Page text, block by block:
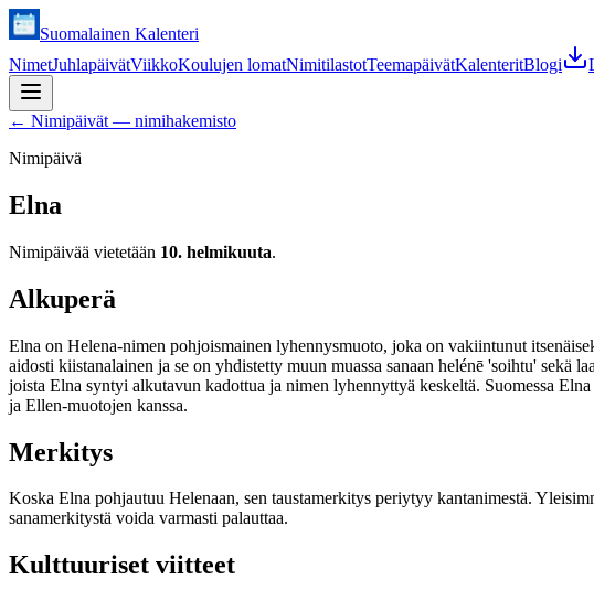
Suomalainen Kalenteri
NimetJuhlapäivätViikkoKoulujen lomatNimitilastotTeemapäivätKalenteritBlogi
← Nimipäivät — nimihakemisto
Nimipäivä
Elna
Nimipäivää vietetään 10. helmikuuta.
Alkuperä
Elna on Helena-nimen pohjoismainen lyhennysmuoto, joka on vakiintunut
aidosti kiistanalainen ja se on yhdistetty muun muassa sanaan helénē 'soihtu'
joista Elna syntyi alkutavun kadottua ja nimen lyhennyttyä keskeltä. Suomessa
ja Ellen-muotojen kanssa.
Merkitys
Koska Elna pohjautuu Helenaan, sen taustamerkitys periytyy kantanimestä.
sanamerkitystä voida varmasti palauttaa.
Kulttuuriset viitteet